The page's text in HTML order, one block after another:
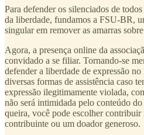
Para defender os silenciados de
da liberdade, fundamos a FSU-BR,
singular em remover as amarras
Agora, a presença online da
convidado a se filiar. Tornando-se
defender a liberdade de expressão
diversas formas de assistência caso
expressão ilegitimamente violada,
não será intimidada pelo conteúdo
queira, você pode escolher
contribuinte ou um doador generoso.